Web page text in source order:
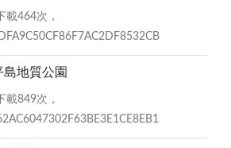
載464次，
地質公園
載849次，